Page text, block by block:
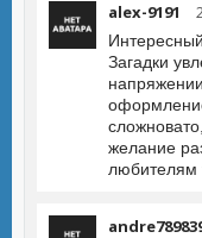
alex-9191
Загадки
желание
любителям